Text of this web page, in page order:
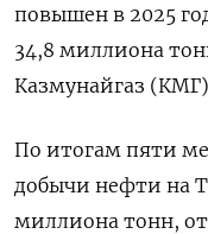
повышен в 2025
34,8 миллиона
Казмунайгаз
По итогам пяти
добычи нефти на
миллиона тонн,